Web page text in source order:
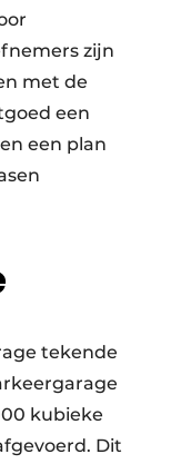
zijn
met de
een
een plan
tekende
kubieke
Dit